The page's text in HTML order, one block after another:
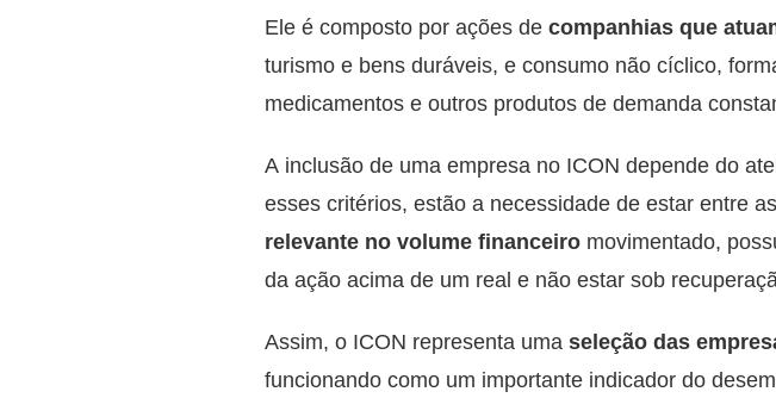
Ele é composto por ações de companhias que
turismo e bens duráveis, e consumo não cíclico,
medicamentos e outros produtos de demanda
A inclusão de uma empresa no ICON depende do
esses critérios, estão a necessidade de estar entre
relevante no volume financeiro movimentado,
da ação acima de um real e não estar sob
Assim, o ICON representa uma seleção das
funcionando como um importante indicador do